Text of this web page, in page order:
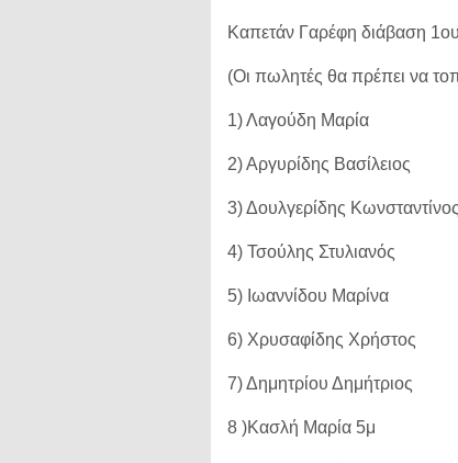
Καπετάν Γαρέφη διάβαση
(Οι πωλητές θα πρέπει να
1) Λαγούδη Μαρία
2) Αργυρίδης Βασίλειος
3) Δουλγερίδης Κωνσταντίνος
4) Τσούλης Στυλιανός
5) Ιωαννίδου Μαρίνα
6) Χρυσαφίδης Χρήστος
7) Δημητρίου Δημήτριος
8 )Κασλή Μαρία 5μ